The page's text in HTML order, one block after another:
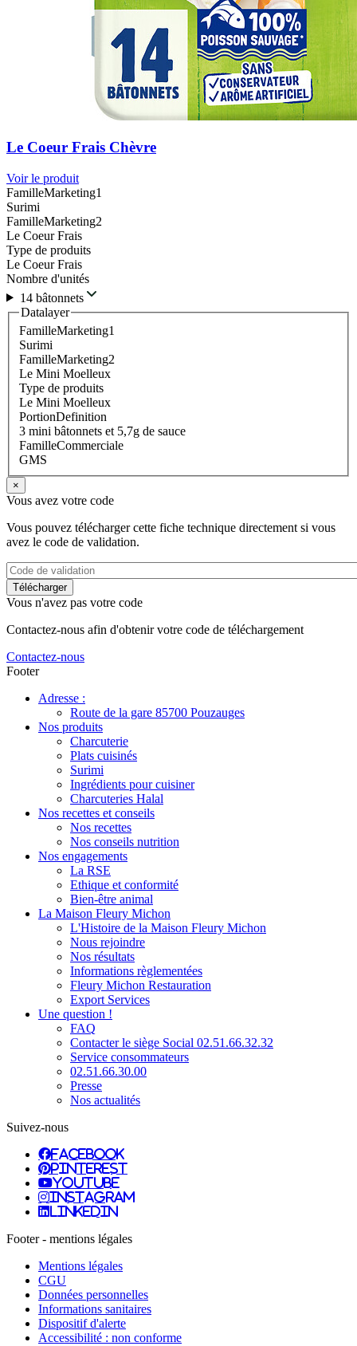
Le Coeur Frais Chèvre
Voir le produit
FamilleMarketing1
Surimi
FamilleMarketing2
Le Coeur Frais
Type de produits
Le Coeur Frais
Nombre d'unités
14 bâtonnets
Datalayer
FamilleMarketing1
Surimi
FamilleMarketing2
Le Mini Moelleux
Type de produits
Le Mini Moelleux
PortionDefinition
3 mini bâtonnets et 5,7g de sauce
FamilleCommerciale
GMS
×
Vous avez votre code
Vous pouvez télécharger cette fiche technique directement si vous
avez le code de validation.
Vous n'avez pas votre code
Contactez-nous afin d'obtenir votre code de téléchargement
Contactez-nous
Footer
Adresse :
Route de la gare 85700 Pouzauges
Nos produits
Charcuterie
Plats cuisinés
Surimi
Ingrédients pour cuisiner
Charcuteries Halal
Nos recettes et conseils
Nos recettes
Nos conseils nutrition
Nos engagements
La RSE
Ethique et conformité
Bien-être animal
La Maison Fleury Michon
L'Histoire de la Maison Fleury Michon
Nous rejoindre
Nos résultats
Informations règlementées
Fleury Michon Restauration
Export Services
Une question !
FAQ
Contacter le siège Social 02.51.66.32.32
Service consommateurs
02.51.66.30.00
Presse
Nos actualités
Suivez-nous
facebook
pinterest
youtube
instagram
linkedin
Footer - mentions légales
Mentions légales
CGU
Données personnelles
Informations sanitaires
Dispositif d'alerte
Accessibilité : non conforme